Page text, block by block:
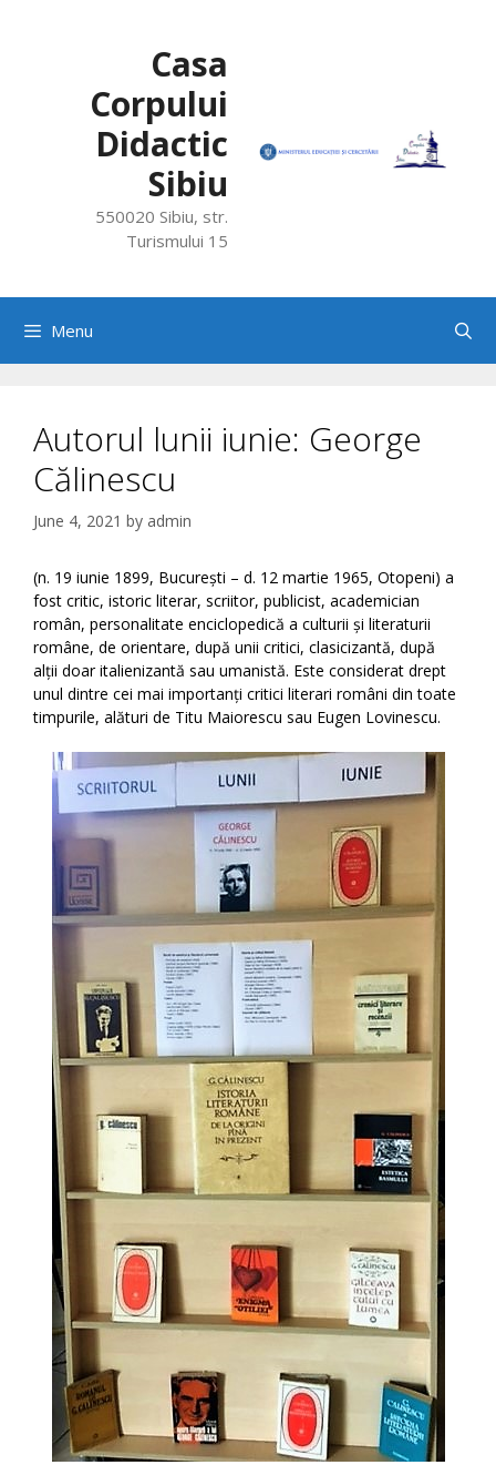
Casa
Corpului
Didactic
Sibiu
550020 Sibiu, str.
Turismului 15
Menu
Autorul lunii iunie: George
Călinescu
June 4, 2021 by admin
(n. 19 iunie 1899, București – d. 12 martie 1965, Otopeni) a
fost critic, istoric literar, scriitor, publicist, academician
român, personalitate enciclopedică a culturii și literaturii
române, de orientare, după unii critici, clasicizantă, după
alții doar italienizantă sau umanistă. Este considerat drept
unul dintre cei mai importanți critici literari români din toate
timpurile, alături de Titu Maiorescu sau Eugen Lovinescu.